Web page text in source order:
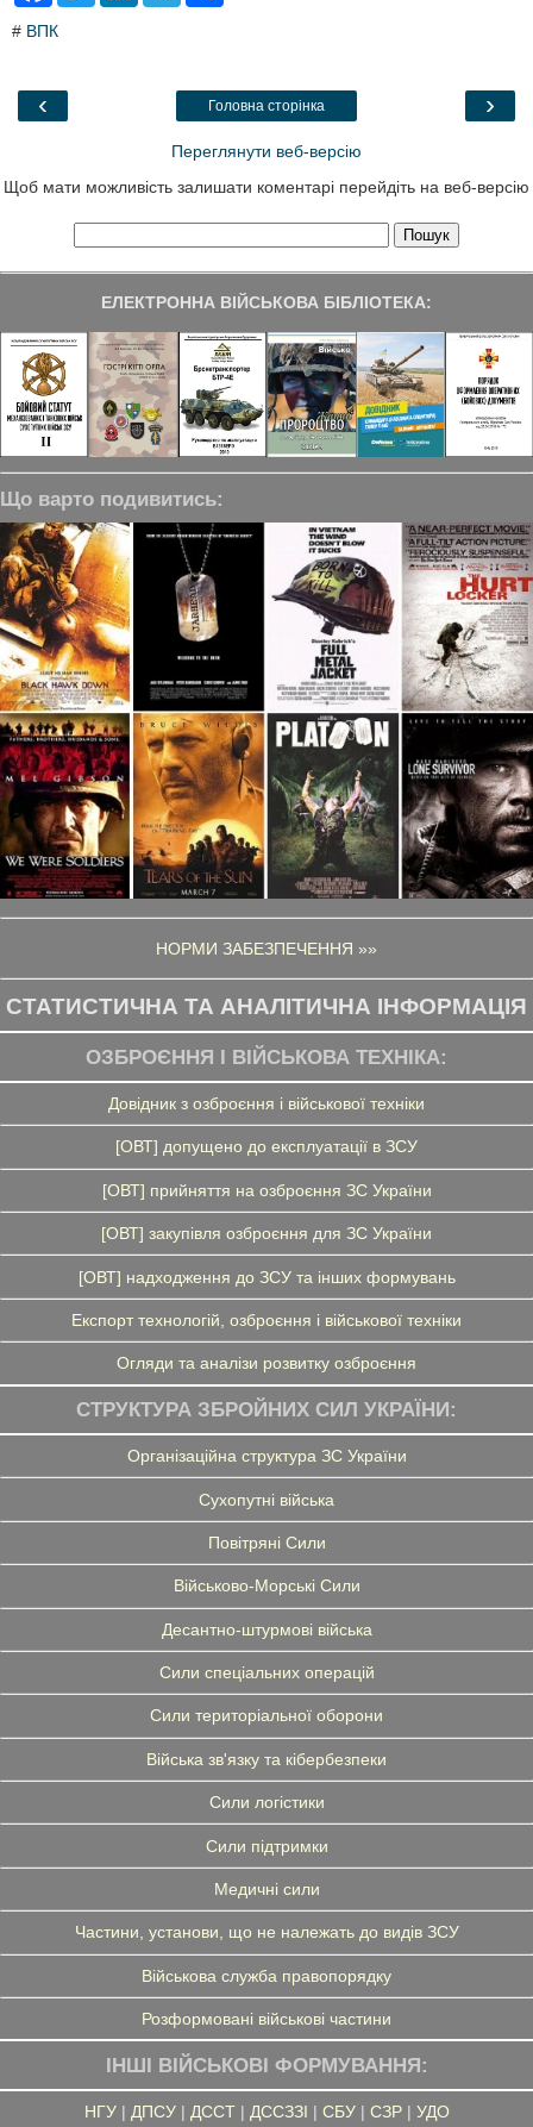
e
o
a
# ВПК
‹ ›
Головна сторінка
Переглянути веб-версію
Щоб мати можливість залишати коментарі перейдіть на веб-версію
ЕЛЕКТРОННА ВІЙСЬКОВА БІБЛІОТЕКА:
Що варто подивитись:
НОРМИ ЗАБЕЗПЕЧЕННЯ »»
СТАТИСТИЧНА ТА АНАЛІТИЧНА ІНФОРМАЦІЯ
ОЗБРОЄННЯ І ВІЙСЬКОВА ТЕХНІКА:
Довідник з озброєння і військової техніки
[ОВТ] допущено до експлуатації в ЗСУ
[ОВТ] прийняття на озброєння ЗС України
[ОВТ] закупівля озброєння для ЗС України
[ОВТ] надходження до ЗСУ та інших формувань
Експорт технологій, озброєння і військової техніки
Огляди та аналізи розвитку озброєння
СТРУКТУРА ЗБРОЙНИХ СИЛ УКРАЇНИ:
Організаційна структура ЗС України
Сухопутні війська
Повітряні Сили
Військово-Морські Сили
Десантно-штурмові війська
Сили спеціальних операцій
Сили територіальної оборони
Війська зв'язку та кібербезпеки
Сили логістики
Сили підтримки
Медичні сили
Частини, установи, що не належать до видів ЗСУ
Військова служба правопорядку
Розформовані військові частини
ІНШІ ВІЙСЬКОВІ ФОРМУВАННЯ:
НГУ| ДПСУ| ДССТ| ДССЗЗІ | СБУ| СЗР| УДО